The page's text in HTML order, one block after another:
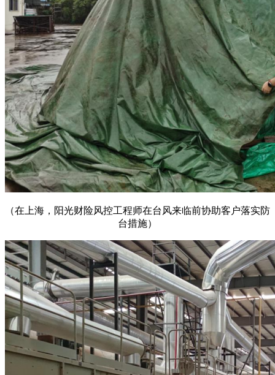
（在上海，阳光财险风控工程师在台风来临前协助客户落实防
台措施）